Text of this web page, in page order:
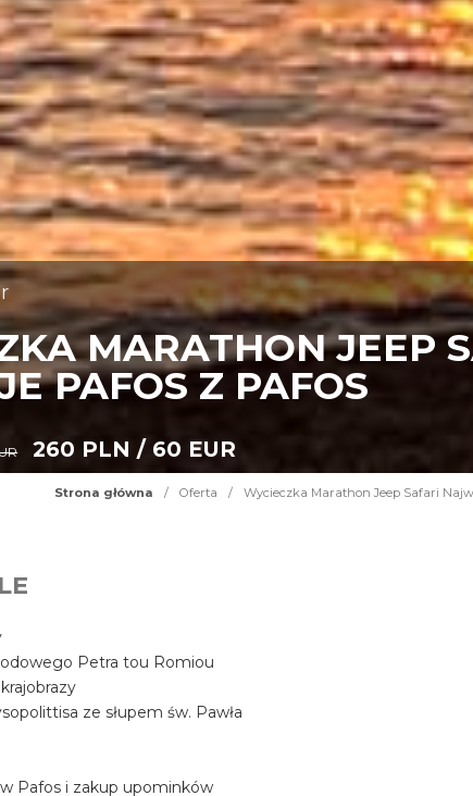
MARATHON JEEP
PAFOS Z PAFOS
260 PLN / 60 EUR
Strona główna / Oferta / Wycieczka Marathon Jeep Safari
Petra tou Romiou
ze słupem św. Pawła
Pafos i zakup upominków